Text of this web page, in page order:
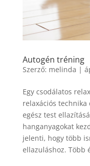
Autogén tréning
Szerző: melinda |
Egy csodálatos
relaxációs technika
egész test
hanganyagokat
jelenti, hogy több
ellazuláshoz. Több